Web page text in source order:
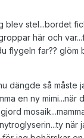
blev stel...bordet
här och
flygeln far?? glöm
dängde så
en ny